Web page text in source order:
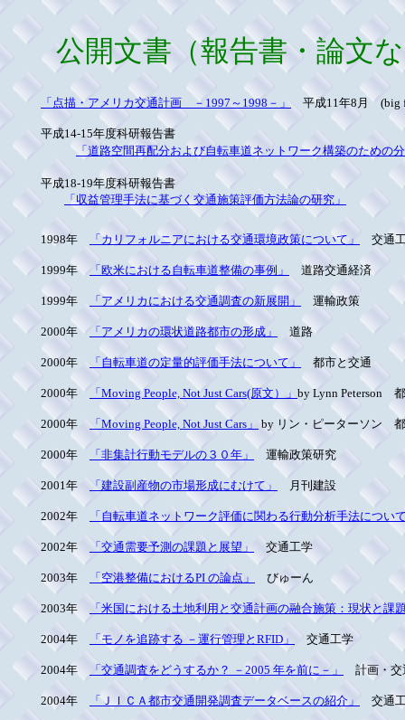
公開文書（報告書・論文
1998年 「カリフォルニアにおける交通環境政策について」 交通
1999年 「欧米における自転車道整備の事例」 道路交通経済
1999年 「アメリカにおける交通調査の新展開」 運輸政策
2000年 「アメリカの環状道路都市の形成」 道路
2000年 「自転車道の定量的評価手法について」 都市と交通
2000年 「Moving People, Not Just Cars(原文）」 by Lynn Peterson
2000年 「Moving People, Not Just Cars」 by リン・ピーターソン
2000年 「非集計行動モデルの３０年」 運輸政策研究
2001年 「建設副産物の市場形成にむけて」 月刊建設
2002年 「自転車道ネットワーク評価に関わる行動分析手法につい
2002年 「交通需要予測の課題と展望」 交通工学
2003年 「空港整備におけるPI の論点」 びゅーん
2003年 「米国における土地利用と交通計画の融合施策：現状と課
2004年 「モノを追跡する －運行管理とRFID」 交通工学
2004年 「交通調査をどうするか？ －2005 年を前に－」 計画・交
2004年 「ＪＩＣＡ都市交通開発調査データベースの紹介」 交通
「点描・アメリカ交通計画 －1997～1998－」 平成11年8月 (big
平成14-15年度科研報告書
「道路空間再配分および自転車道ネットワーク構築のための
平成18-19年度科研報告書
「収益管理手法に基づく交通施策評価方法論の研究」